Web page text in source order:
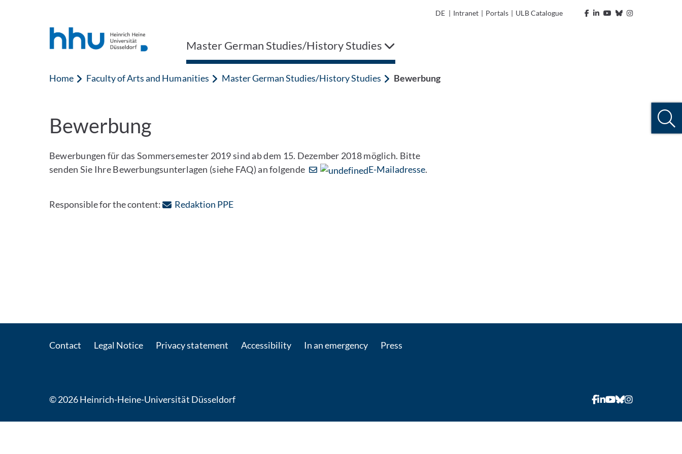
DE | Intranet | Portals | ULB Catalogue
Master German Studies/History Studies
Home Faculty of Arts and Humanities Master German Studies/History Studies Bewerbung
Bewerbung
Bewerbungen für das Sommersemester 2019 sind ab dem 15. Dezember 2018 möglich. Bitte
senden Sie Ihre Bewerbungsunterlagen (siehe FAQ) an folgende
E-Mailadresse.
Responsible for the content: Redaktion PPE: Contact by e-mail
Contact Legal Notice Privacy statement Accessibility In an emergency Press
© 2026 Heinrich-Heine-Universität Düsseldorf